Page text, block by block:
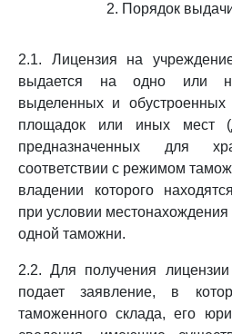
2. Порядок
2.1. Лицензия на
выдается на одно или
выделенных и
площадок или иных мест
предназначенных для
соответствии с режимом
владении которого
при условии местонахождения
одной таможни.
2.2. Для получения
подает заявление, в
таможенного склада, его